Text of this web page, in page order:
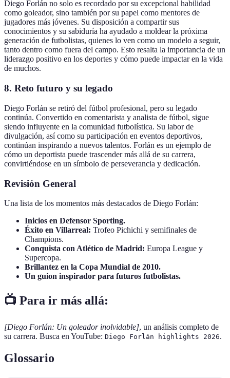
Diego Forlán no solo es recordado por su excepcional habilidad
como goleador, sino también por su papel como mentores de
jugadores más jóvenes. Su disposición a compartir sus
conocimientos y su sabiduría ha ayudado a moldear la próxima
generación de futbolistas, quienes lo ven como un modelo a seguir,
tanto dentro como fuera del campo. Esto resalta la importancia de un
liderazgo positivo en los deportes y cómo puede impactar en la vida
de muchos.
8. Reto futuro y su legado
Diego Forlán se retiró del fútbol profesional, pero su legado
continúa. Convertido en comentarista y analista de fútbol, sigue
siendo influyente en la comunidad futbolística. Su labor de
divulgación, así como su participación en eventos deportivos,
continúan inspirando a nuevos talentos. Forlán es un ejemplo de
cómo un deportista puede trascender más allá de su carrera,
convirtiéndose en un símbolo de perseverancia y dedicación.
Revisión General
Una lista de los momentos más destacados de Diego Forlán:
Inicios en Defensor Sporting.
Éxito en Villarreal: Trofeo Pichichi y semifinales de
Champions.
Conquista con Atlético de Madrid: Europa League y
Supercopa.
Brillantez en la Copa Mundial de 2010.
Un guion inspirador para futuros futbolistas.
📺 Para ir más allá:
[Diego Forlán: Un goleador inolvidable], un análisis completo de
su carrera. Busca en YouTube: Diego Forlán highlights 2026.
Glossario